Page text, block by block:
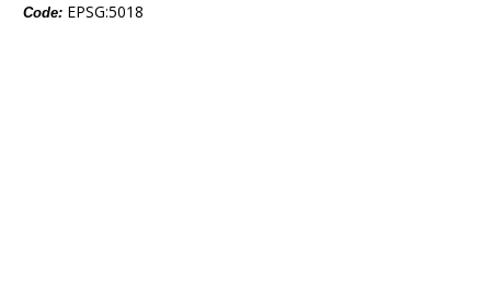
Code: EPSG:5018